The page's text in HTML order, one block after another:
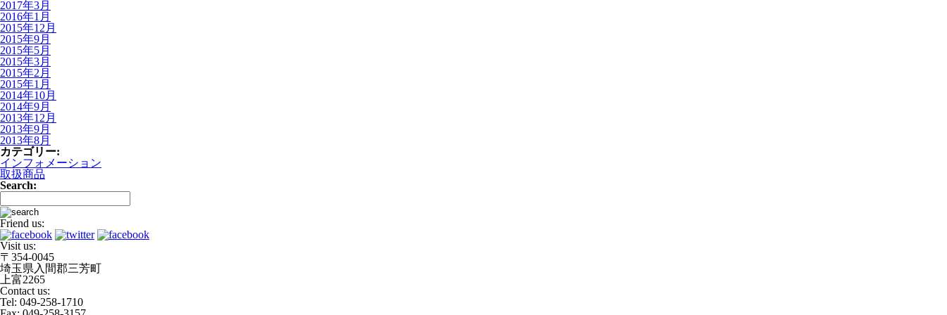
2017年3月
2016年1月
2015年12月
2015年9月
2015年5月
2015年3月
2015年2月
2015年1月
2014年10月
2014年9月
2013年12月
2013年9月
2013年8月
カテゴリー:
インフォメーション
取扱商品
Search:
Friend us:
Visit us:
〒354-0045
埼玉県入間郡三芳町
上富2265
Contact us:
Tel: 049-258-1710